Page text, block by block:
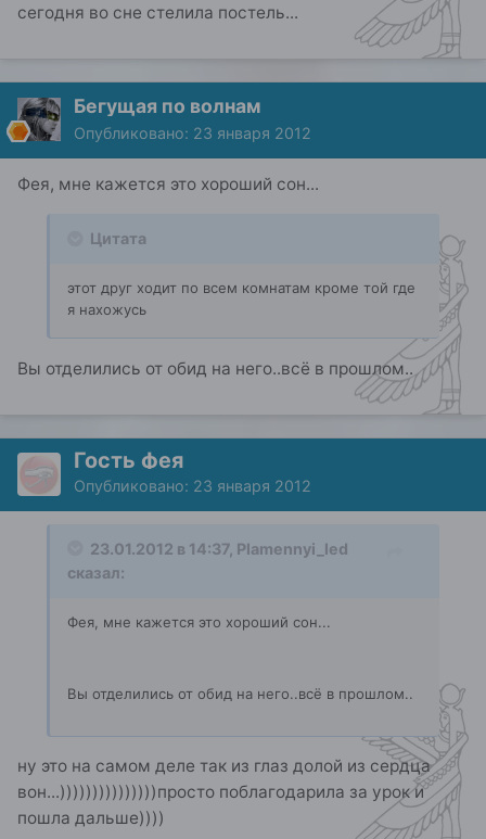
сегодня во сне стелила постель...
Бегущая по волнам
Опубликовано: 23 января 2012
Фея, мне кажется это хороший сон...
Цитата
этот друг ходит по всем комнатам кроме той где
я нахожусь
Вы отделились от обид на него..всё в прошлом..
Гость фея
Опубликовано: 23 января 2012
23.01.2012 в 14:37, Plamennyi_led
сказал:
Фея, мне кажется это хороший сон...
Вы отделились от обид на него..всё в прошлом..
ну это на самом деле так из глаз долой из сердца
вон...)))))))))))))))просто поблагодарила за урок и
пошла дальше))))